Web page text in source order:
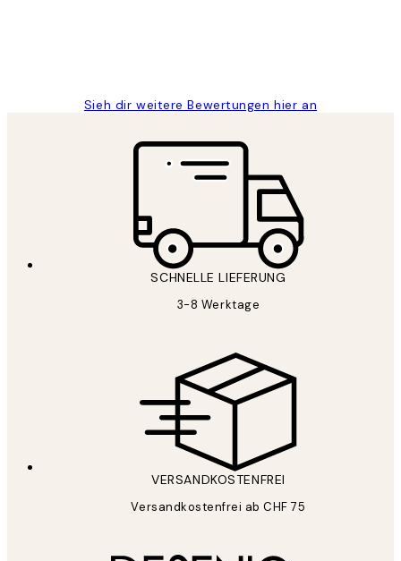
Sieh dir weitere Bewertungen hier an
SCHNELLE LIEFERUNG
3-8 Werktage
VERSANDKOSTENFREI
Versandkostenfrei ab CHF 75